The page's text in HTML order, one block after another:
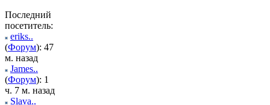
Последний
посетитель:
eriks..
(Форум): 47
м. назад
James..
(Форум): 1
ч. 7 м. назад
Slava..